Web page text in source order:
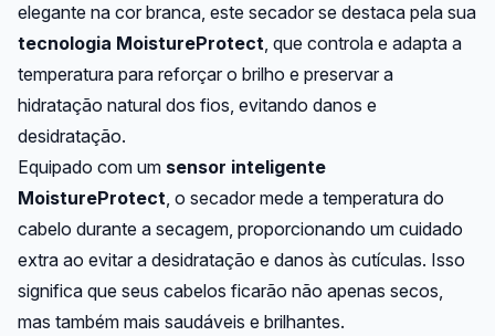
elegante na cor branca, este secador se destaca pela sua
tecnologia MoistureProtect, que controla e adapta a
temperatura para reforçar o brilho e preservar a
hidratação natural dos fios, evitando danos e
desidratação.
Equipado com um sensor inteligente
MoistureProtect, o secador mede a temperatura do
cabelo durante a secagem, proporcionando um cuidado
extra ao evitar a desidratação e danos às cutículas. Isso
significa que seus cabelos ficarão não apenas secos,
mas também mais saudáveis e brilhantes.